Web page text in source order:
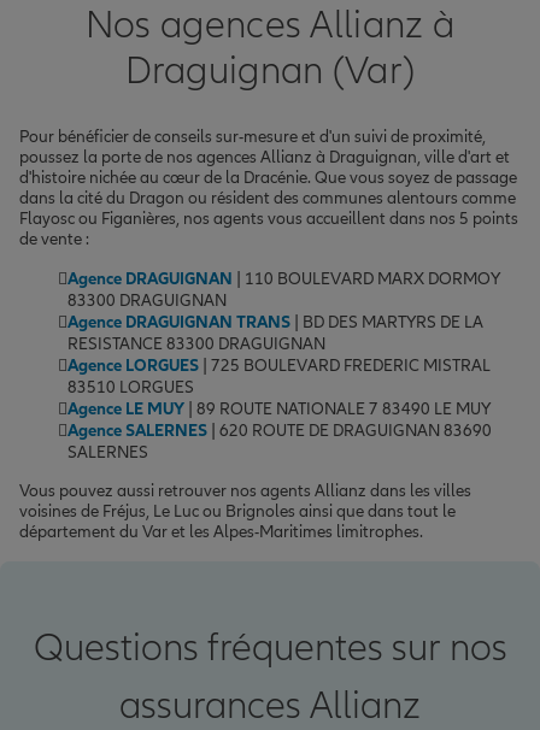
Nos agences Allianz à
Draguignan (Var)
Pour bénéficier de conseils sur-mesure et d'un suivi de proximité,
poussez la porte de nos agences Allianz à Draguignan, ville d'art et
d'histoire nichée au cœur de la Dracénie. Que vous soyez de passage
dans la cité du Dragon ou résident des communes alentours comme
Flayosc ou Figanières, nos agents vous accueillent dans nos 5 points
de vente :
Agence DRAGUIGNAN | 110 BOULEVARD MARX DORMOY
83300 DRAGUIGNAN
Agence DRAGUIGNAN TRANS | BD DES MARTYRS DE LA
RESISTANCE 83300 DRAGUIGNAN
Agence LORGUES | 725 BOULEVARD FREDERIC MISTRAL
83510 LORGUES
Agence LE MUY | 89 ROUTE NATIONALE 7 83490 LE MUY
Agence SALERNES | 620 ROUTE DE DRAGUIGNAN 83690
SALERNES
Vous pouvez aussi retrouver nos agents Allianz dans les villes
voisines de Fréjus, Le Luc ou Brignoles ainsi que dans tout le
département du Var et les Alpes-Maritimes limitrophes.
Questions fréquentes sur nos
assurances Allianz